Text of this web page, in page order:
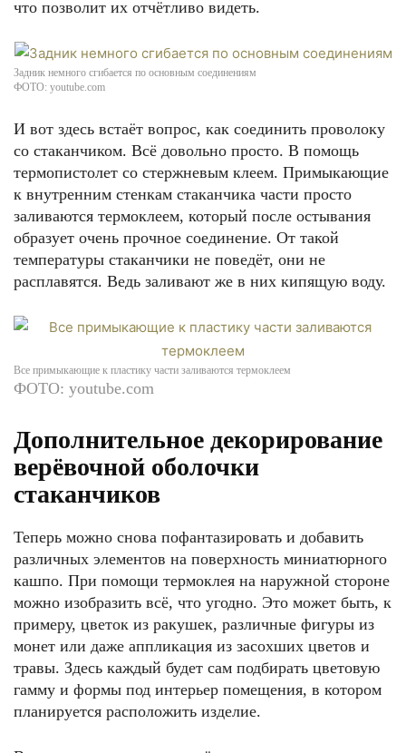
что позволит их отчётливо видеть.
Задник немного сгибается по основным соединениям
ФОТО: youtube.com
И вот здесь встаёт вопрос, как соединить проволоку
со стаканчиком. Всё довольно просто. В помощь
термопистолет со стержневым клеем. Примыкающие
к внутренним стенкам стаканчика части просто
заливаются термоклеем, который после остывания
образует очень прочное соединение. От такой
температуры стаканчики не поведёт, они не
расплавятся. Ведь заливают же в них кипящую воду.
Все примыкающие к пластику части заливаются термоклеем
ФОТО: youtube.com
Дополнительное декорирование
верёвочной оболочки
стаканчиков
Теперь можно снова пофантазировать и добавить
различных элементов на поверхность миниатюрного
кашпо. При помощи термоклея на наружной стороне
можно изобразить всё, что угодно. Это может быть, к
примеру, цветок из ракушек, различные фигуры из
монет или даже аппликация из засохших цветов и
травы. Здесь каждый будет сам подбирать цветовую
гамму и формы под интерьер помещения, в котором
планируется расположить изделие.